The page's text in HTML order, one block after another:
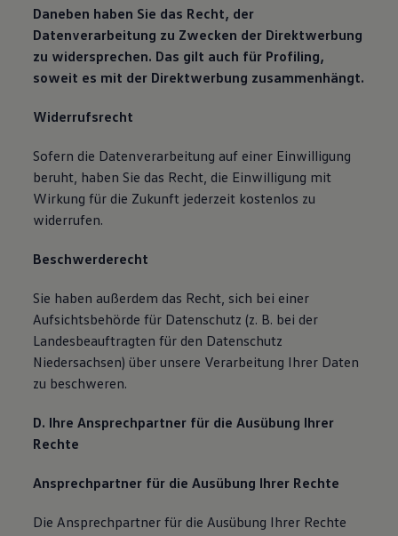
Daneben haben Sie das Recht, der
Datenverarbeitung zu Zwecken der Direktwerbung
zu widersprechen. Das gilt auch für Profiling,
soweit es mit der Direktwerbung zusammenhängt.
Widerrufsrecht
Sofern die Datenverarbeitung auf einer Einwilligung
beruht, haben Sie das Recht, die Einwilligung mit
Wirkung für die Zukunft jederzeit kostenlos zu
widerrufen.
Beschwerderecht
Sie haben außerdem das Recht, sich bei einer
Aufsichtsbehörde für Datenschutz (z. B. bei der
Landesbeauftragten für den Datenschutz
Niedersachsen) über unsere Verarbeitung Ihrer Daten
zu beschweren.
D. Ihre Ansprechpartner für die Ausübung Ihrer
Rechte
Ansprechpartner für die Ausübung Ihrer Rechte
Die Ansprechpartner für die Ausübung Ihrer Rechte